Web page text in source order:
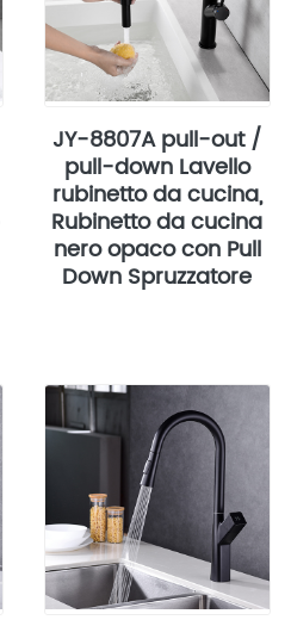
JY-8807A pull-out /
pull-down Lavello
rubinetto da cucina,
Rubinetto da cucina
nero opaco con Pull
Down Spruzzatore